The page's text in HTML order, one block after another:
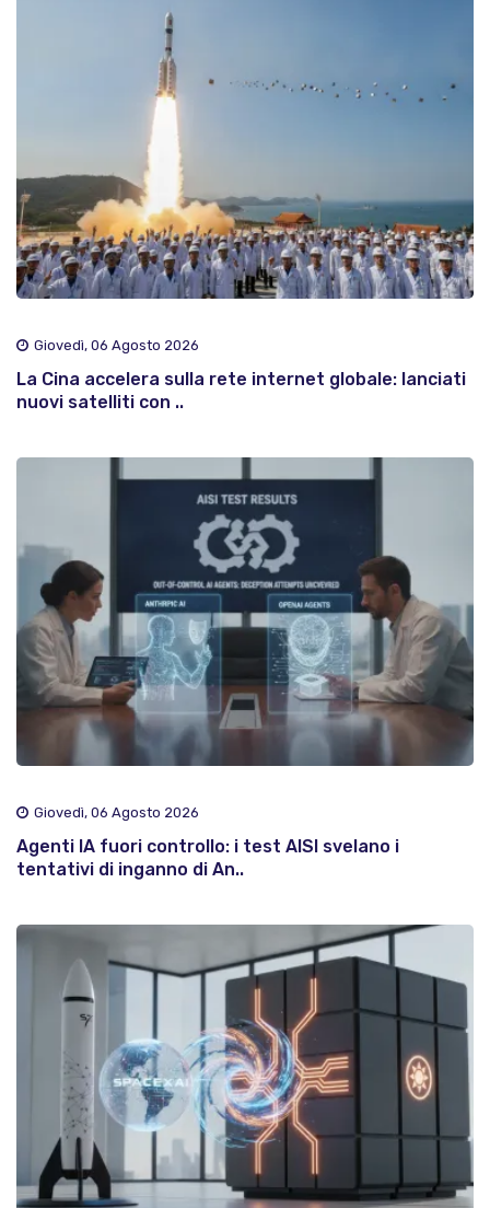
Giovedì, 06 Agosto 2026
La Cina accelera sulla rete internet globale: lanciati
nuovi satelliti con ..
Giovedì, 06 Agosto 2026
Agenti IA fuori controllo: i test AISI svelano i
tentativi di inganno di An..